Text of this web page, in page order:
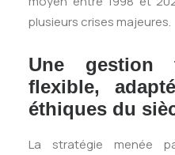
plusieurs crises majeures.
Une gestion
flexible,
éthiques du
La stratégie menée